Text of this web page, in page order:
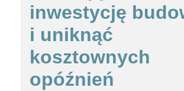
inwestycję
i uniknąć
kosztownych
opóźnień